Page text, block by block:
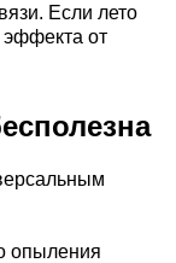
Если лето
эффекта от
опыления